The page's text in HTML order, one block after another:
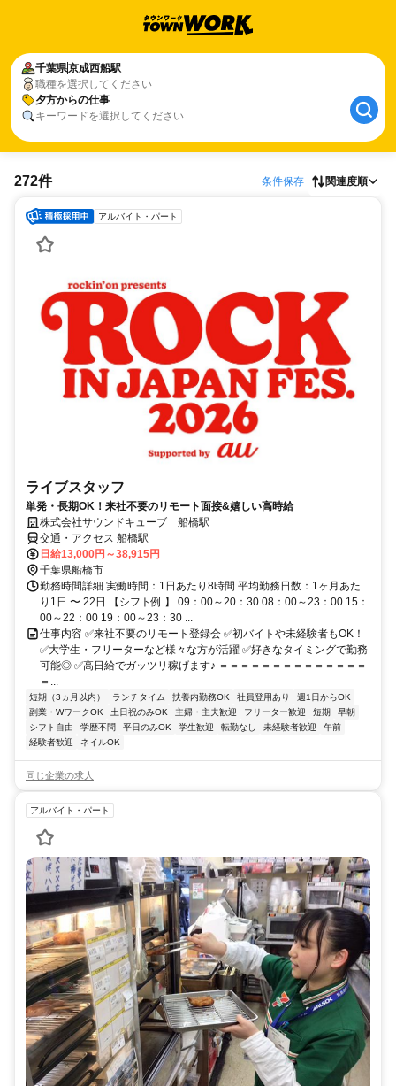
千葉県京成西船駅
職種を選択してください
夕方からの仕事
キーワードを選択してください
272件 条件保存 関連度順
アルバイト・パート
ライブスタッフ
単発・長期OK！来社不要のリモート面接&嬉しい高時給
株式会社サウンドキューブ 船橋駅
交通・アクセス 船橋駅
日給13,000円～38,915円
千葉県船橋市
勤務時間詳細 実働時間：1日あたり8時間 平均勤務日数：1ヶ月あた
り1日 〜 22日 【シフト例 】 09：00～20：30 08：00～23：00 15：
00～22：00 19：00～23：30 ...
仕事内容 ✅来社不要のリモート登録会 ✅初バイトや未経験者もOK！
✅大学生・フリーターなど様々な方が活躍 ✅好きなタイミングで勤務
可能◎ ✅高日給でガッツリ稼げます♪ ＝＝＝＝＝＝＝＝＝＝＝＝＝＝
＝...
短期（3ヵ月以内） ランチタイム 扶養内勤務OK 社員登用あり
週1日からOK
副業・WワークOK
土日祝のみOK 主婦・主夫歓迎 フリーター歓迎 短期
早朝
シフト自由
学歴不問 平日のみOK 学生歓迎 転勤なし 未経験者歓迎
午前
経験者歓迎
ネイルOK
同じ企業の求人
アルバイト・パート